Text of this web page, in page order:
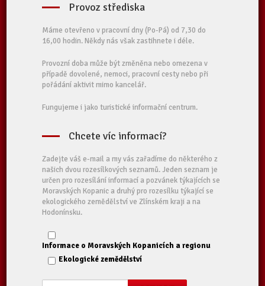
Provoz střediska
Máme otevřeno v pracovní dny (Po-Pá) od 7,30 do
16,00 hodin. Někdy nás však zastihnete i déle.
Provozní doba může být změněna nebo omezena v
případě dovolené, nemoci, pracovní cesty nebo při
pořádání aktivit mimo kancelář.
Fungujeme i jako turistické informační centrum.
Chcete víc informací?
Zadejte váš e-mail a my vás zařadíme do některého z
našich dvou rozesílkových seznamů. Jeden seznam je
určen pro rozesílání informací a pozvánek týkajících se
Moravských Kopanic a druhý pro rozesílku týkající se
ekologického zemědělství ve Zlínském kraji a na
Hodonínsku.
Informace o Moravských Kopanicích a regionu
Ekologické zemědělství